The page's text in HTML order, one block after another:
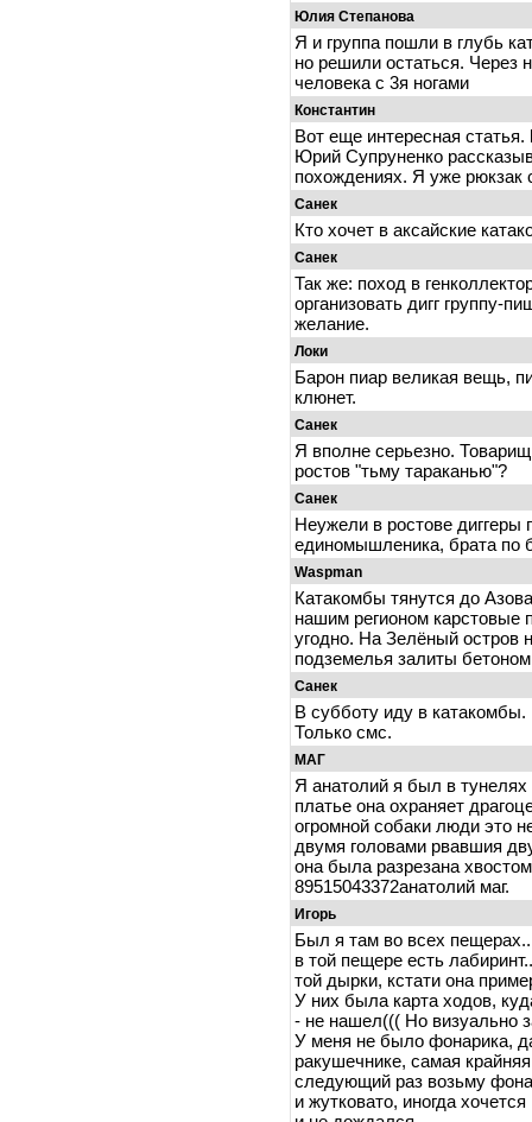
Юлия Степанова
Я и группа пошли в глубь
но решили остаться. Через
человека с 3я ногами
Константин
Вот еще интересная
Юрий Супруненко
похождениях. Я уже рюкзак
Санек
Кто хочет в аксайские
Санек
Так же: поход в
организовать дигг группу-
желание.
Локи
Барон пиар великая вещь,
клюнет.
Санек
Я вполне серьезно.
ростов "тьму тараканью"?
Санек
Неужели в ростове диггеры
единомышленика, брата по
Waspman
Катакомбы тянутся до
нашим регионом карстовые
угодно. На Зелёный остров
подземелья залиты
Санек
В субботу иду в катакомбы.
Только смс.
МАГ
Я анатолий я был в
платье она охраняет
огромной собаки люди это
двумя головами рвавшия
она была разрезана
89515043372анатолий маг.
Игорь
Был я там во всех
в той пещере есть
той дырки, кстати она
У них была карта ходов,
- не нашел((( Но визуально
У меня не было фонарика,
ракушечнике, самая
следующий раз возьму
и жутковато, иногда